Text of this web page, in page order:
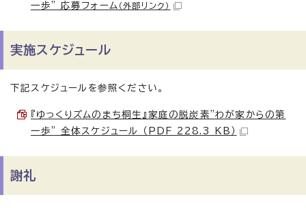
一歩" 応募フォーム （外部リンク）
実施スケジュール
下記スケジュールを参照ください。
『ゆっくりズムのまち桐生』家庭の脱炭素"わが家からの第
一歩" 全体スケジュール （PDF 228.3 KB）
謝礼